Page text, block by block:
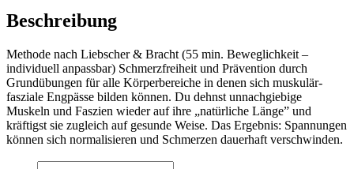
Beschreibung
Methode nach Liebscher & Bracht (55 min. Beweglichkeit –
individuell anpassbar) Schmerzfreiheit und Prävention durch
Grundübungen für alle Körperbereiche in denen sich muskulär-
fasziale Engpässe bilden können. Du dehnst unnachgiebige
Muskeln und Faszien wieder auf ihre „natürliche Länge” und
kräftigst sie zugleich auf gesunde Weise. Das Ergebnis: Spannungen
können sich normalisieren und Schmerzen dauerhaft verschwinden.